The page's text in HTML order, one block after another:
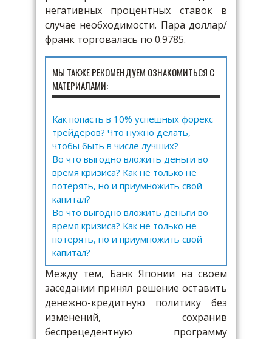
негативных процентных ставок в
случае необходимости. Пара доллар/
франк торговалась по 0.9785.
МЫ ТАКЖЕ РЕКОМЕНДУЕМ ОЗНАКОМИТЬСЯ С
МАТЕРИАЛАМИ:
Как попасть в 10% успешных форекс
трейдеров? Что нужно делать,
чтобы быть в числе лучших?
Во что выгодно вложить деньги во
время кризиса? Как не только не
потерять, но и приумножить свой
капитал?
Во что выгодно вложить деньги во
время кризиса? Как не только не
потерять, но и приумножить свой
капитал?
Между тем, Банк Японии на своем
заседании принял решение оставить
денежно-кредитную политику без
изменений, сохранив
беспрецедентную программу